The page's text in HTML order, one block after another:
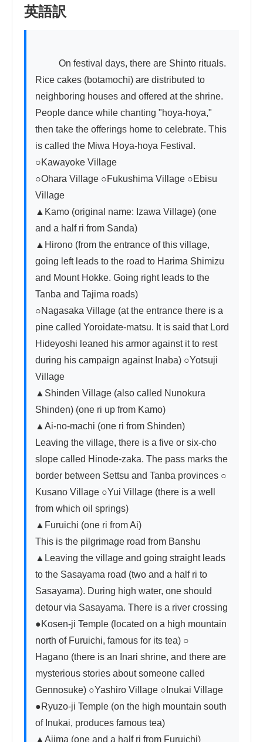
英語訳
Rice cakes (botamochi) are distributed to
neighboring houses and offered at the shrine.
People dance while chanting "hoya-hoya,"
then take the offerings home to celebrate. This
is called the Miwa Hoya-hoya Festival.
○Kawayoke Village
○Ohara Village ○Fukushima Village ○Ebisu
Village
▲Kamo (original name: Izawa Village) (one
and a half ri from Sanda)
▲Hirono (from the entrance of this village,
going left leads to the road to Harima Shimizu
and Mount Hokke. Going right leads to the
Tanba and Tajima roads)
○Nagasaka Village (at the entrance there is a
pine called Yoroidate-matsu. It is said that Lord
Hideyoshi leaned his armor against it to rest
during his campaign against Inaba) ○Yotsuji
Village
▲Shinden Village (also called Nunokura
Shinden) (one ri up from Kamo)
▲Ai-no-machi (one ri from Shinden)
Leaving the village, there is a five or six-cho
slope called Hinode-zaka. The pass marks the
border between Settsu and Tanba provinces ○
Kusano Village ○Yui Village (there is a well
from which oil springs)
▲Furuichi (one ri from Ai)
This is the pilgrimage road from Banshu
▲Leaving the village and going straight leads
to the Sasayama road (two and a half ri to
Sasayama). During high water, one should
detour via Sasayama. There is a river crossing
●Kosen-ji Temple (located on a high mountain
north of Furuichi, famous for its tea) ○
Hagano (there is an Inari shrine, and there are
mysterious stories about someone called
Gennosuke) ○Yashiro Village ○Inukai Village
●Ryuzo-ji Temple (on the high mountain south
of Inukai, produces famous tea)
▲Ajima (one and a half ri from Furuichi)